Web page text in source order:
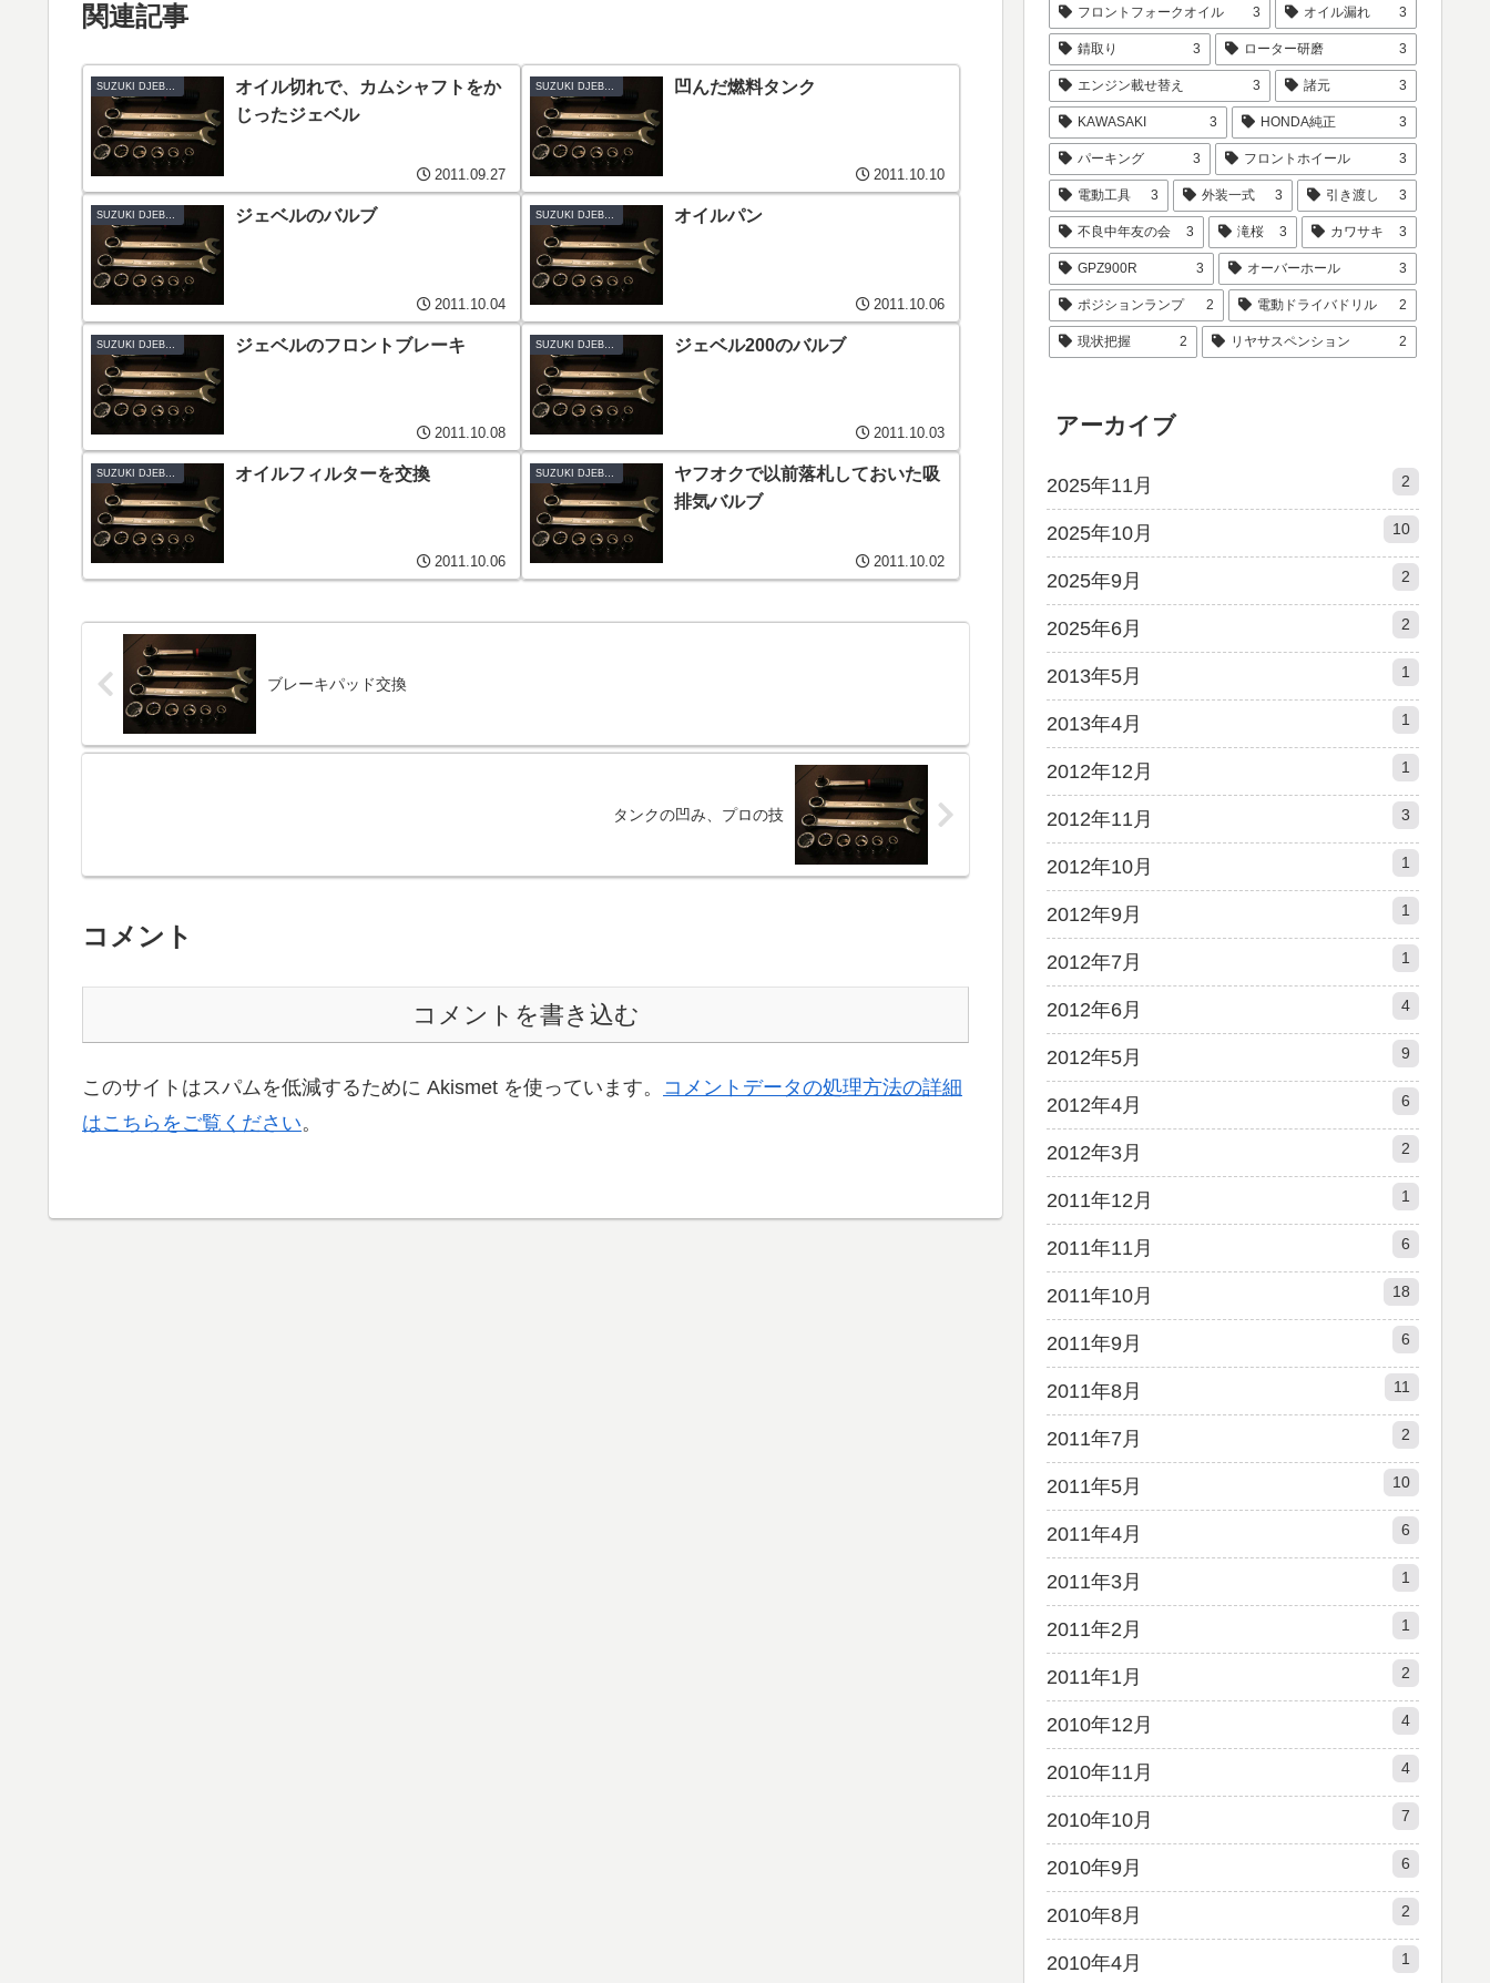
関連記事
SUZUKI DJEBEL200-K3
オイル切れで、カムシャフトをか
じったジェベル
2011.09.27
SUZUKI DJEBEL200-K3 凹んだ燃料タンク
2011.10.10
SUZUKI DJEBEL200-K3 ジェベルのバルブ
2011.10.04
SUZUKI DJEBEL200-K3 オイルパン
2011.10.06
ジェベルのフロントブレーキ
2011.10.08
ジェベル200のバルブ
2011.10.03
オイルフィルターを交換
2011.10.06
ヤフオクで以前落札しておいた吸
排気バルブ
2011.10.02
ブレーキパッド交換
タンクの凹み、プロの技
コメント
コメントを書き込む
このサイトはスパムを低減するために Akismet を使っています。 コメントデータの処理方法の詳細
はこちらをご覧ください。
フロントフォークオイル 3 オイル漏れ 3
錆取り 3 ローター研磨 3
エンジン載せ替え 3 諸元 3
KAWASAKI 3 HONDA純正 3
パーキング 3 フロントホイール 3
電動工具 3 外装一式 3 引き渡し 3
不良中年友の会 3 滝桜 3 カワサキ 3
GPZ900R 3 オーバーホール 3
ポジションランプ 2 電動ドライバドリル 2
現状把握 2 リヤサスペンション 2
アーカイブ
2025年11月 2
2025年10月 10
2025年9月 2
2025年6月 2
2013年5月 1
2013年4月 1
2012年12月 1
2012年11月 3
2012年10月 1
2012年9月 1
2012年7月 1
2012年6月 4
2012年5月 9
2012年4月 6
2012年3月 2
2011年12月 1
2011年11月 6
2011年10月 18
2011年9月 6
2011年8月 11
2011年7月 2
2011年5月 10
2011年4月 6
2011年3月 1
2011年2月 1
2011年1月 2
2010年12月 4
2010年11月 4
2010年10月 7
2010年9月 6
2010年8月 2
2010年4月 1